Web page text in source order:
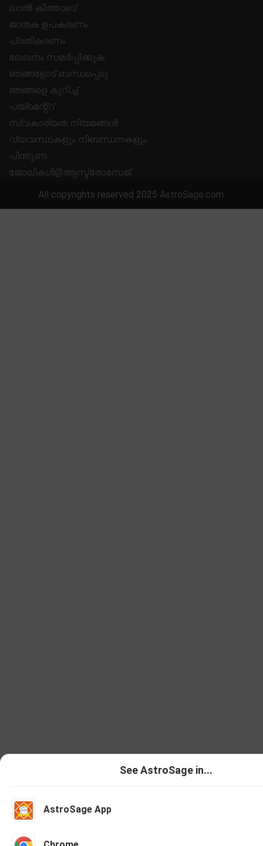
ലാൽ കിത്താബ്
ജാതക ഉപകരണം
പ്രതികരണം
ലേഖനം സമർപ്പിക്കുക
ഞങ്ങളോട് ബന്ധപ്പെടു
ഞങ്ങളെ കുറിച്ച്
പയ്മെന്റ്റ്
സ്വകാര്യത നിയമങ്ങൾ
വ്യവസ്ഥകളും നിബന്ധനകളും
പിന്തുണ
ജോലികൾ@ആസ്ട്രോസേജ്
All copyrights reserved 2025 AstroSage.com.
See AstroSage in...
AstroSage App
Talk To Astrologer